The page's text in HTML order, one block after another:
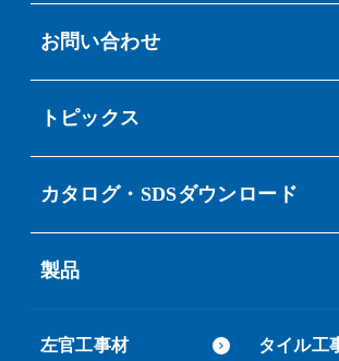
お問い合わせ
トピックス
カタログ・SDSダウンロード
製品
左官工事材 タイル工